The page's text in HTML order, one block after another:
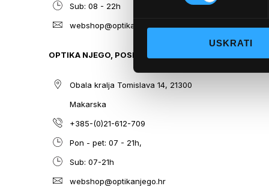
USKRATI
Sub: 08 - 22h
webshop@optikanjego.hr
OPTIKA NJEGO, POSLOVNICA 2
Obala kralja Tomislava 14, 21300
Makarska
+385-(0)21-612-709
Pon - pet: 07 - 21h,
Sub: 07-21h
webshop@optikanjego.hr
Blog